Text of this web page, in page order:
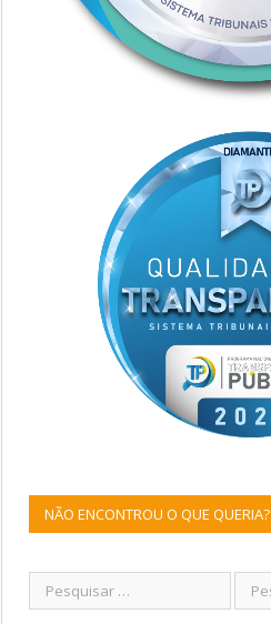
NÃO ENCONTROU O QUE QUERIA?